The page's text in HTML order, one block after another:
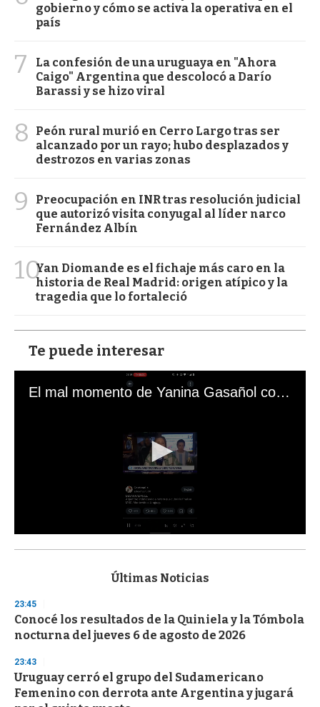
gobierno y cómo se activa la operativa en el
país
7
La confesión de una uruguaya en "Ahora
Caigo" Argentina que descolocó a Darío
Barassi y se hizo viral
8
Peón rural murió en Cerro Largo tras ser
alcanzado por un rayo; hubo desplazados y
destrozos en varias zonas
9
Preocupación en INR tras resolución judicial
que autorizó visita conyugal al líder narco
Fernández Albín
10Yan Diomande es el fichaje más caro en la
historia de Real Madrid: origen atípico y la
tragedia que lo fortaleció
Te puede interesar
El mal momento de Yanina Gasañol con un hincha argentino en "Subrayado"
s
d
s
o
f
3
s
e
c
Últimas Noticias
23:45
Conocé los resultados de la Quiniela y la Tómbola
nocturna del jueves 6 de agosto de 2026
23:43
Uruguay cerró el grupo del Sudamericano
Femenino con derrota ante Argentina y jugará